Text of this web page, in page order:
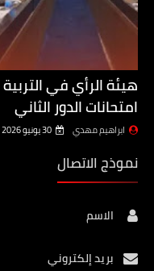
هيئة الرأي في
امتحانات الدور الثاني
ابراهيم مهدي 30 يونيو 2026
نموذج الاتصال
الاسم
بريد إلكتروني